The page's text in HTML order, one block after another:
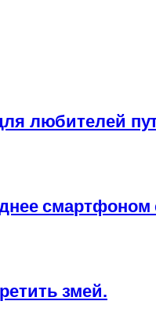
любителей
смартфоном
змей.